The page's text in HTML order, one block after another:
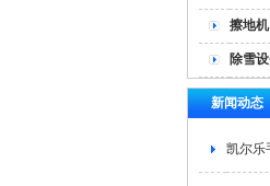
擦地机
除雪
新闻动态
凯尔乐